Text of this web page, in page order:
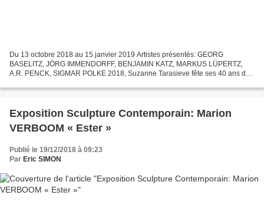
Du 13 octobre 2018 au 15 janvier 2019 Artistes présentés: GEORG
BASELITZ, JÖRG IMMENDORFF, BENJAMIN KATZ, MARKUS LÜPERTZ,
A.R. PENCK, SIGMAR POLKE 2018, Suzanne Tarasieve fête ses 40 ans de
Exposition Sculpture Contemporain: Marion
VERBOOM « Ester »
Publié le 19/12/2018 à 09:23
Par Eric SIMON